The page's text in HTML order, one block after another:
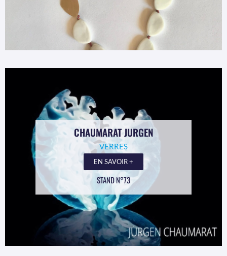
CHAUMARAT JURGEN
VERRES
EN SAVOIR +
STAND N°73